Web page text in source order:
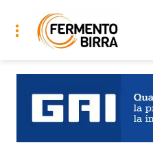
Menu